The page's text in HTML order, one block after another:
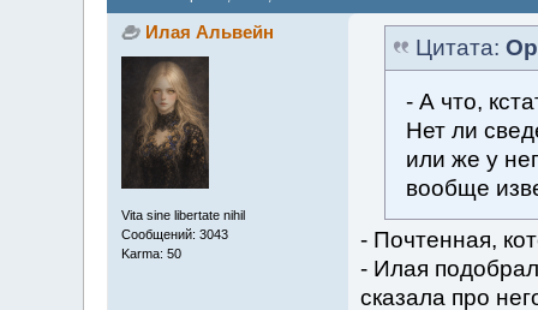
Илая Альвейн
Vita sine libertate nihil
Сообщений: 3043
Karma: 50
Цитата:
- А что,
Нет ли
или же у
вообще
- Почтенная,
- Илая
сказала про